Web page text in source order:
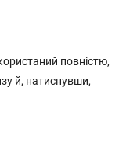
повністю,
й, натиснувши,